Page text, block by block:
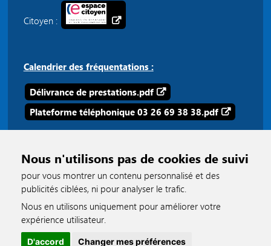
Nous n'utilisons pas de cookies de suivi
pour vous montrer un contenu personnalisé et des
publicités ciblées, ni pour analyser le trafic.
Nous en utilisons uniquement pour améliorer votre
expérience utilisateur.
D'accord Changer mes préférences
Citoyen :
Calendrier des fréquentations :
Délivrance de prestations.pdf
Plateforme téléphonique 03 26 69 38 38.pdf
accessible